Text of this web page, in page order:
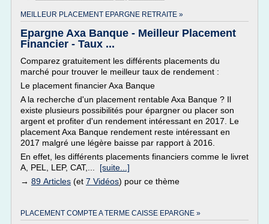
MEILLEUR PLACEMENT EPARGNE RETRAITE »
Epargne Axa Banque - Meilleur Placement
Financier - Taux ...
Comparez gratuitement les différents placements du
marché pour trouver le meilleur taux de rendement :
Le placement financier Axa Banque
A la recherche d'un placement rentable Axa Banque ? Il
existe plusieurs possibilités pour épargner ou placer son
argent et profiter d'un rendement intéressant en 2017. Le
placement Axa Banque rendement reste intéressant en
2017 malgré une légère baisse par rapport à 2016.
En effet, les différents placements financiers comme le livret
A, PEL, LEP, CAT,... [suite...]
→ 89 Articles (et 7 Vidéos) pour ce thème
PLACEMENT COMPTE A TERME CAISSE EPARGNE »